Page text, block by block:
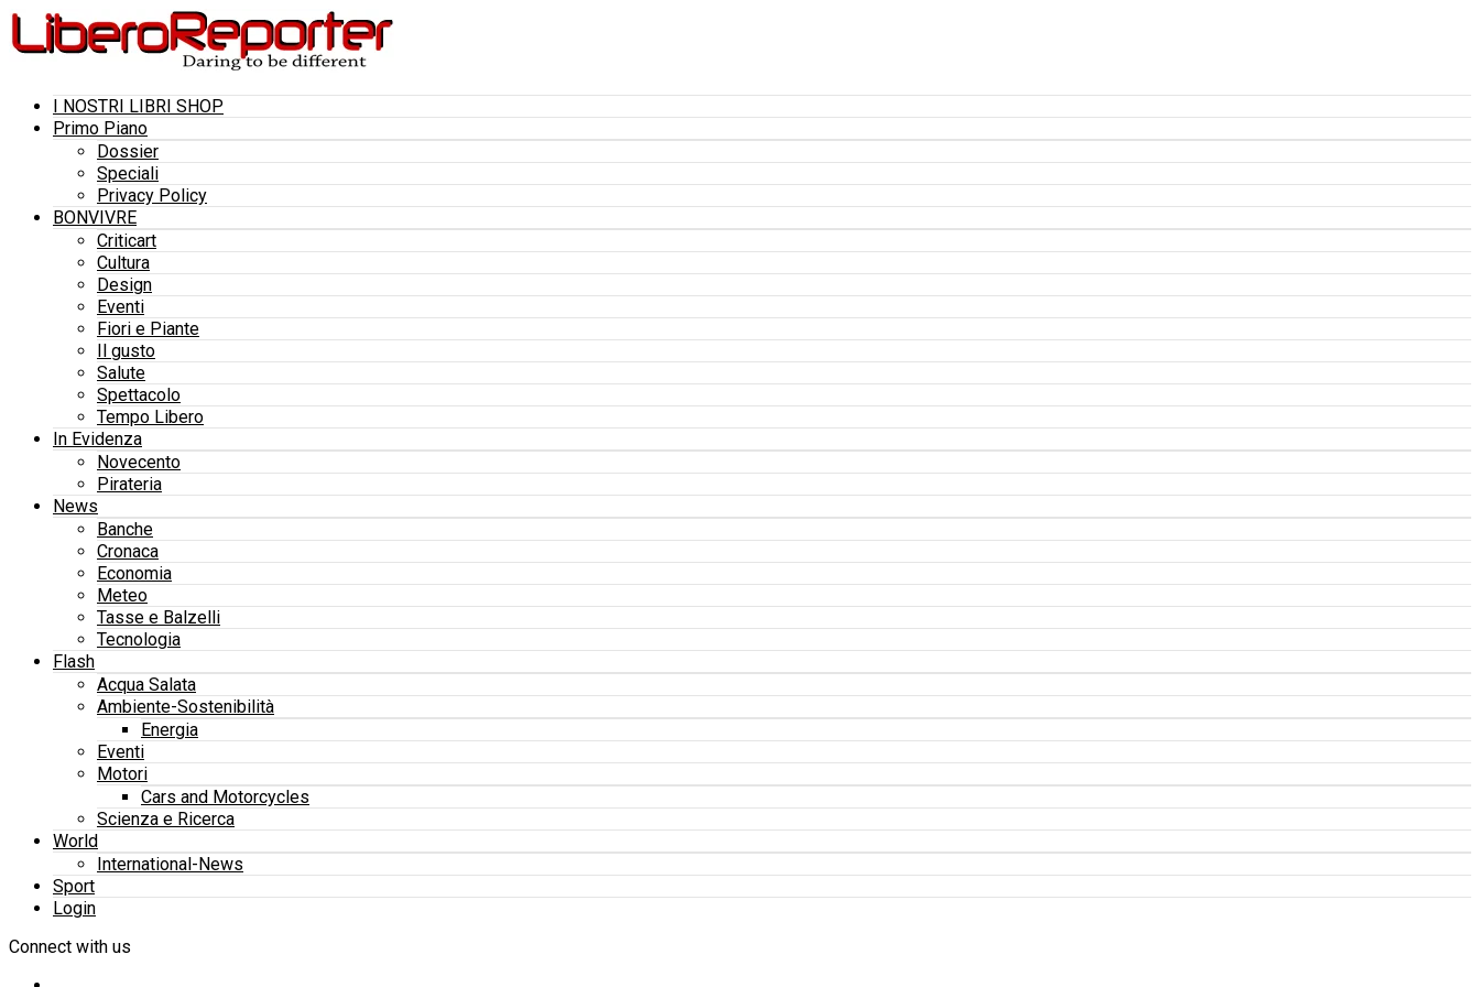
I NOSTRI LIBRI SHOP
Primo Piano
Dossier
Speciali
Privacy Policy
BONVIVRE
Criticart
Cultura
Design
Eventi
Fiori e Piante
Il gusto
Salute
Spettacolo
Tempo Libero
In Evidenza
Novecento
Pirateria
News
Banche
Cronaca
Economia
Meteo
Tasse e Balzelli
Tecnologia
Flash
Acqua Salata
Ambiente-Sostenibilità
Energia
Eventi
Motori
Cars and Motorcycles
Scienza e Ricerca
World
International-News
Sport
Login
Connect with us